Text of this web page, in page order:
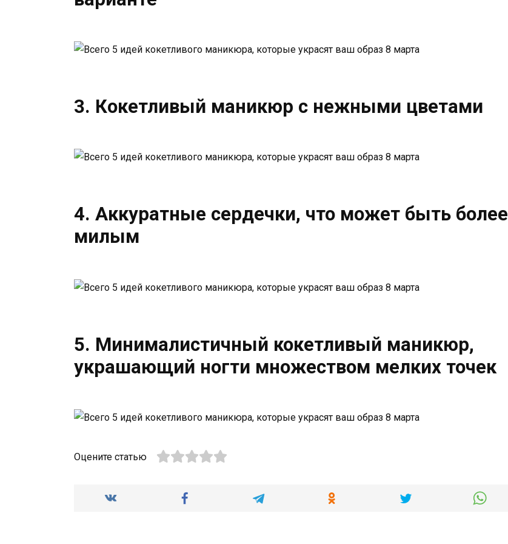
3. Кокетливый маникюр с нежными цветами
4. Аккуратные сердечки, что может быть более
милым
5. Минималистичный кокетливый маникюр,
украшающий ногти множеством мелких точек
Оцените статью